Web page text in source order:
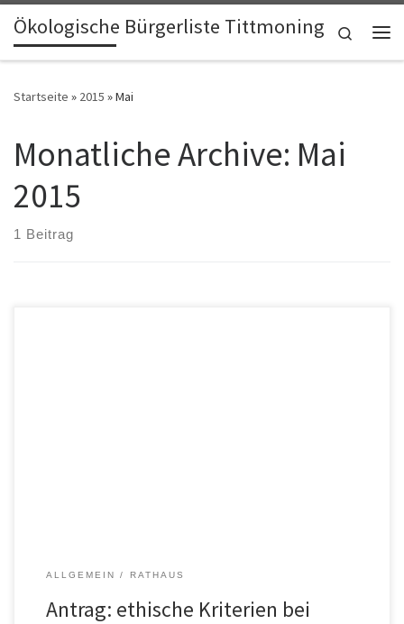
Zum Inhalt springen
Ökologische Bürgerliste Tittmoning
Search
Startseite » 2015 »Mai
Monatliche Archive: Mai
2015
1 Beitrag
ALLGEMEIN RATHAUS
Antrag: ethische Kriterien bei